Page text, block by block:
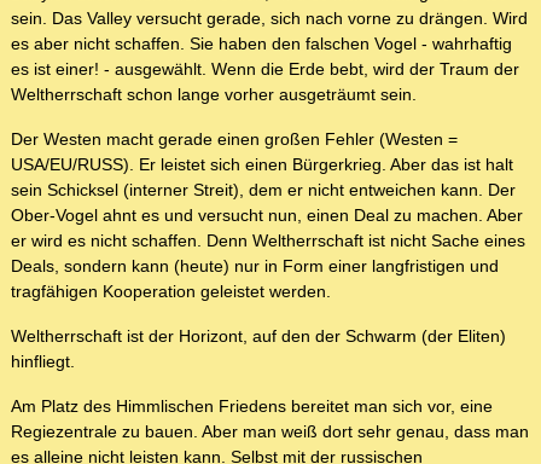
sein. Das Valley versucht gerade, sich nach vorne zu drängen. Wird
es aber nicht schaffen. Sie haben den falschen Vogel - wahrhaftig
es ist einer! - ausgewählt. Wenn die Erde bebt, wird der Traum der
Weltherrschaft schon lange vorher ausgeträumt sein.
Der Westen macht gerade einen großen Fehler (Westen =
USA/EU/RUSS). Er leistet sich einen Bürgerkrieg. Aber das ist halt
sein Schicksel (interner Streit), dem er nicht entweichen kann. Der
Ober-Vogel ahnt es und versucht nun, einen Deal zu machen. Aber
er wird es nicht schaffen. Denn Weltherrschaft ist nicht Sache eines
Deals, sondern kann (heute) nur in Form einer langfristigen und
tragfähigen Kooperation geleistet werden.
Weltherrschaft ist der Horizont, auf den der Schwarm (der Eliten)
hinfliegt.
Am Platz des Himmlischen Friedens bereitet man sich vor, eine
Regiezentrale zu bauen. Aber man weiß dort sehr genau, dass man
es alleine nicht leisten kann. Selbst mit der russischen